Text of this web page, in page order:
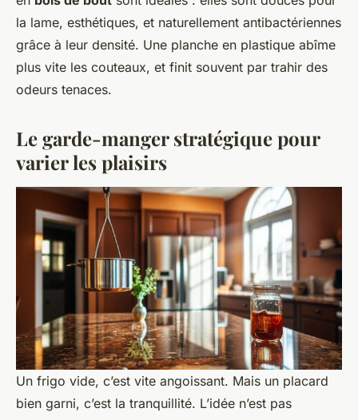
la lame, esthétiques, et naturellement antibactériennes
grâce à leur densité. Une planche en plastique abîme
plus vite les couteaux, et finit souvent par trahir des
odeurs tenaces.
Le garde-manger stratégique pour
varier les plaisirs
Un frigo vide, c’est vite angoissant. Mais un placard
bien garni, c’est la tranquillité. L’idée n’est pas